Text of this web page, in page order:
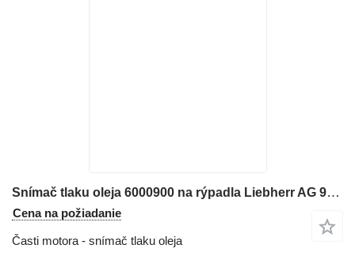
Snímač tlaku oleja 6000900 na rýpadla Liebherr AG 924 G 002
Cena na požiadanie
Časti motora - snímač tlaku oleja